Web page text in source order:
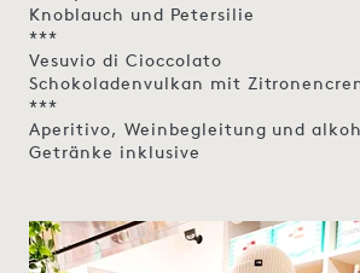
Knoblauch und Petersilie
***
Vesuvio di Cioccolato
Schokoladenvulkan mit
***
Aperitivo, Weinbegleitung und
Getränke inklusive